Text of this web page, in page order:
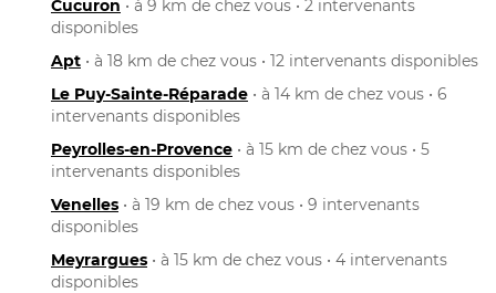
Cucuron • à 9 km de chez vous • 2 intervenants
disponibles
Apt • à 18 km de chez vous • 12 intervenants disponibles
Le Puy-Sainte-Réparade • à 14 km de chez vous • 6
intervenants disponibles
Peyrolles-en-Provence • à 15 km de chez vous • 5
intervenants disponibles
Venelles • à 19 km de chez vous • 9 intervenants
disponibles
Meyrargues • à 15 km de chez vous • 4 intervenants
disponibles